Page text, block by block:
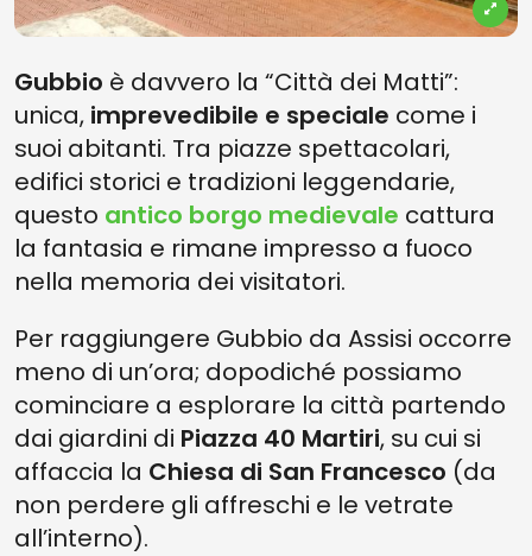
Gubbio è davvero la “Città dei Matti”:
unica, imprevedibile e speciale come i
suoi abitanti. Tra piazze spettacolari,
edifici storici e tradizioni leggendarie,
questo antico borgo medievale cattura
la fantasia e rimane impresso a fuoco
nella memoria dei visitatori.
Per raggiungere Gubbio da Assisi occorre
meno di un’ora; dopodiché possiamo
cominciare a esplorare la città partendo
dai giardini di Piazza 40 Martiri, su cui si
affaccia la Chiesa di San Francesco (da
non perdere gli affreschi e le vetrate
all’interno).